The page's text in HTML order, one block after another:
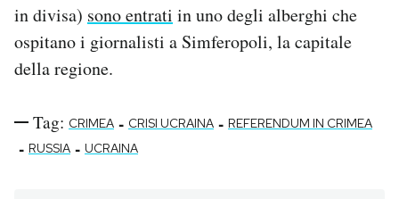
in divisa) sono entrati in uno degli alberghi che
ospitano i giornalisti a Simferopoli, la capitale
della regione.
Tag: CRIMEA - CRISI UCRAINA - REFERENDUM IN CRIMEA
- RUSSIA - UCRAINA